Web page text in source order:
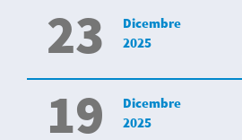
23
Dicembre
2025
19
Dicembre
2025